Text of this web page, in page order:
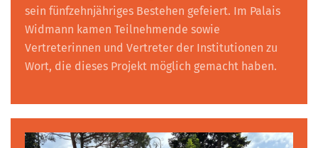
sein fünfzehnjähriges Bestehen gefeiert. Im Palais
Widmann kamen Teilnehmende sowie
Vertreterinnen und Vertreter der Institutionen zu
Wort, die dieses Projekt möglich gemacht haben.